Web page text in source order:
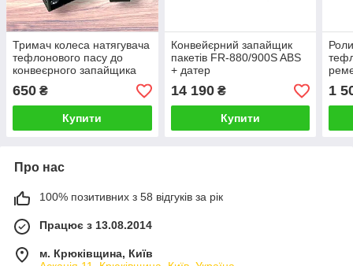
Тримач колеса натягувача
тефлонового пасу до
конвеєрного запайщика
FRB-770
650 ₴
Купити
Конвейєрний запайщик
пакетів FR-880/900S ABS
+ датер
14 190₴
Купити
1
Про нас
100% позитивних з 58 відгуків за рік
Працює з 13.08.2014
м. Крюківщина, Київ